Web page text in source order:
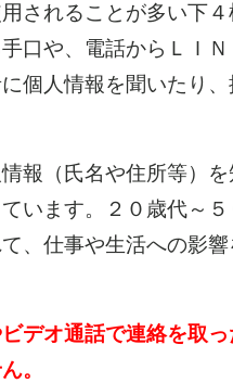
されることが多い下
口や、電話からＬＩ
個人情報を聞いたり
報（氏名や住所等）
います。２０歳代～
、仕事や生活への影
デオ通話で連絡を取
。